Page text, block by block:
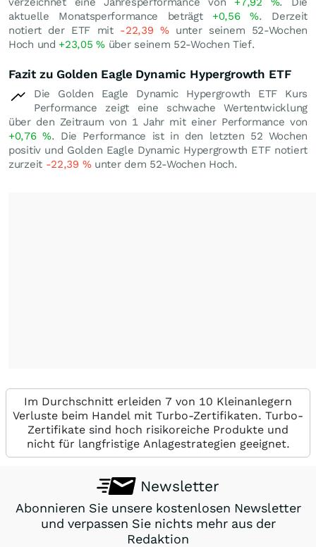
aktuelle Monatsperformance beträgt +0,56%. Derzeit
notiert der ETF mit -22,39 %unter seinem 52-Wochen
Hoch und +23,05%über seinem 52-Wochen Tief.
Fazit zu Golden Eagle Dynamic Hypergrowth ETF
Die Golden Eagle Dynamic Hypergrowth ETF Kurs
Performance zeigt eine schwache Wertentwicklung
über den Zeitraum von 1 Jahr mit einer Performance von
+0,76 %. Die Performance ist in den letzten 52 Wochen
positiv und Golden Eagle Dynamic Hypergrowth ETF notiert
zurzeit -22,39 %unter dem 52-Wochen Hoch.
Im Durchschnitt erleiden 7 von 10 Kleinanlegern
Verluste beim Handel mit Turbo-Zertifikaten. Turbo-
Zertifikate sind hoch risikoreiche Produkte und
nicht für langfristige Anlagestrategien geeignet.
Newsletter
Abonnieren Sie unsere kostenlosen Newsletter
und verpassen Sie nichts mehr aus der
Redaktion